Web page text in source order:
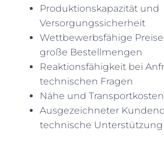
Produktionskapazität und
Versorgungssicherheit
Wettbewerbsfähige
große Bestellmengen
Reaktionsfähigkeit bei
technischen Fragen
Nähe und Transportkosten
Ausgezeichneter
technische Unterstützung